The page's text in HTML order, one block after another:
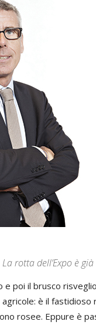
rotta dell’Expo è
e poi il brusco
è il
rosee. Eppure è